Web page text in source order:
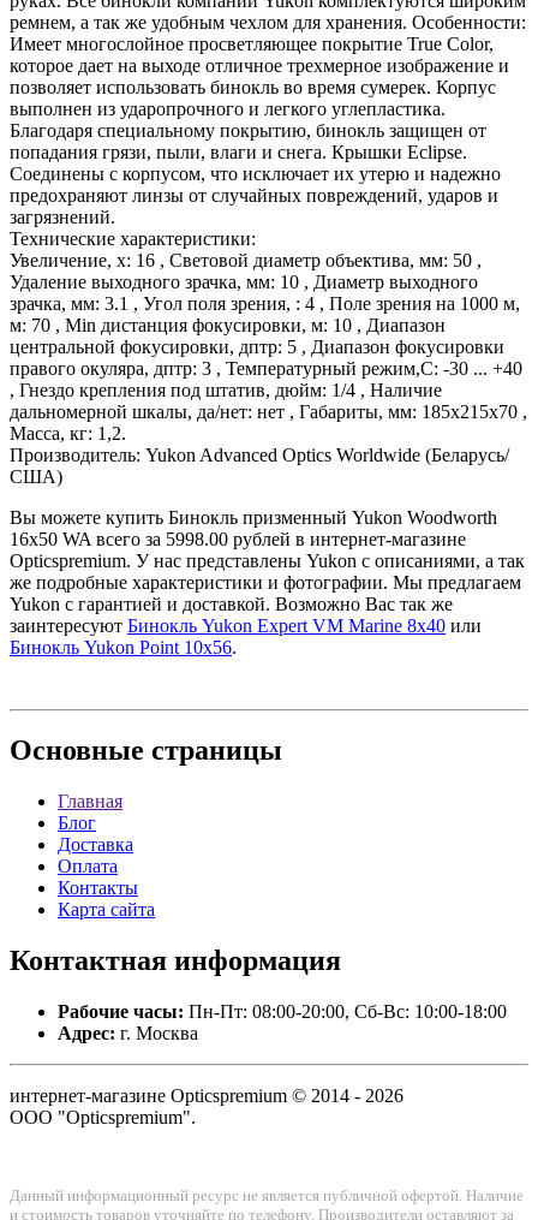
ремнем, а так же удобным чехлом для хранения. Особенности:
Имеет многослойное просветляющее покрытие True Color,
которое дает на выходе отличное трехмерное изображение и
позволяет использовать бинокль во время сумерек. Корпус
выполнен из ударопрочного и легкого углепластика.
Благодаря специальному покрытию, бинокль защищен от
попадания грязи, пыли, влаги и снега. Крышки Eclipse.
Соединены с корпусом, что исключает их утерю и надежно
предохраняют линзы от случайных повреждений, ударов и
загрязнений.
Технические характеристики:
Увеличение, x: 16 , Световой диаметр объектива, мм: 50 ,
Удаление выходного зрачка, мм: 10 , Диаметр выходного
зрачка, мм: 3.1 , Угол поля зрения, : 4 , Поле зрения на 1000 м,
м: 70 , Min дистанция фокусировки, м: 10 , Диапазон
центральной фокусировки, дптр: 5 , Диапазон фокусировки
правого окуляра, дптр: 3 , Температурный режим,С: -30 ... +40
, Гнездо крепления под штатив, дюйм: 1/4 , Наличие
дальномерной шкалы, да/нет: нет , Габариты, мм: 185x215x70 ,
Масса, кг: 1,2.
Производитель: Yukon Advanced Optics Worldwide (Беларусь/
США)
Вы можете купить Бинокль призменный Yukon Woodworth
16x50 WA всего за 5998.00 рублей в интернет-магазине
Opticspremium. У нас представлены Yukon с описаниями, а так
же подробные характеристики и фотографии. Мы предлагаем
Yukon с гарантией и доставкой. Возможно Вас так же
заинтересуют Бинокль Yukon Expert VM Marine 8x40 или
Бинокль Yukon Point 10x56.
Основные страницы
Главная
Блог
Доставка
Оплата
Контакты
Карта сайта
Контактная информация
Рабочие часы: Пн-Пт: 08:00-20:00, Сб-Вс: 10:00-18:00
Адрес: г. Москва
интернет-магазине Opticspremium © 2014 - 2026
ООО "Opticspremium".
Данный информационный ресурс не является публичной офертой. Наличие
и стоимость товаров уточняйте по телефону. Производители оставляют за